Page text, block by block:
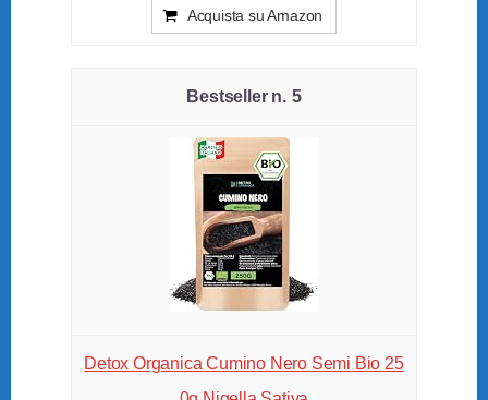
Acquista su Amazon
5
Detox Organica Cumino Nero Semi Bio 25